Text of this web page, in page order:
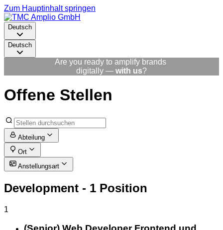
Zum Hauptinhalt springen
Deutsch
Deutsch
Are you ready to amplify brands
digitally — with us?
Offene Stellen
Abteilung
Ort
Anstellungsart
Development - 1 Position
1